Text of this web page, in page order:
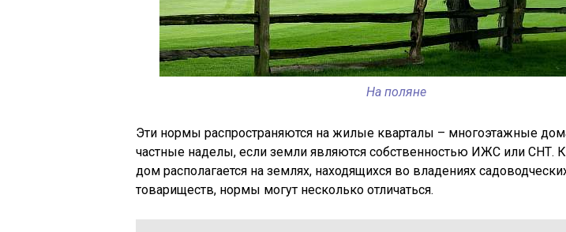
На поляне
Эти нормы распространяются на жилые кварталы – многоэтажные
частные наделы, если земли являются собственностью ИЖС или СНТ.
дом располагается на землях, находящихся во владениях
товариществ, нормы могут несколько отличаться.